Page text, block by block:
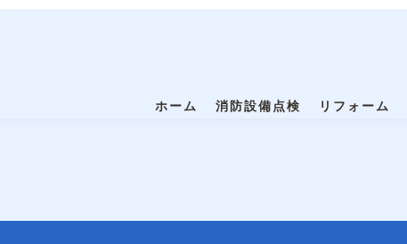
ホーム 消防設備点検 リフォーム